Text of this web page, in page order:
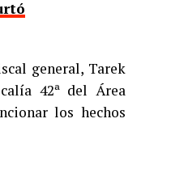
general, Tarek
42ª del Área
los hechos